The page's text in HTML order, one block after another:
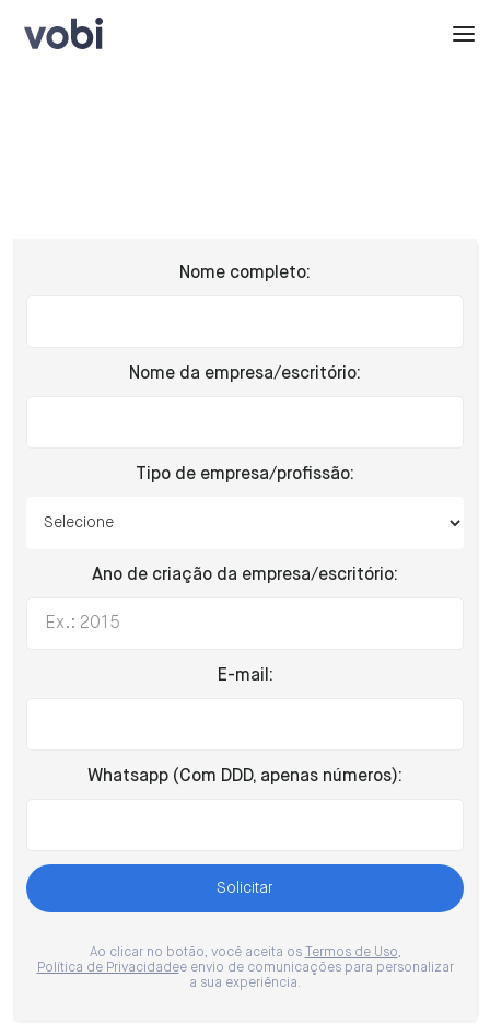
Nome completo:
Nome da empresa/escritório:
Tipo de empresa/profissão:
Ano de criação da empresa/escritório:
E-mail:
Whatsapp (Com DDD, apenas números):
Ao clicar no botão, você aceita os Termos de Uso,
Política de Privacidadee envio de comunicações para personalizar
a sua experiência.